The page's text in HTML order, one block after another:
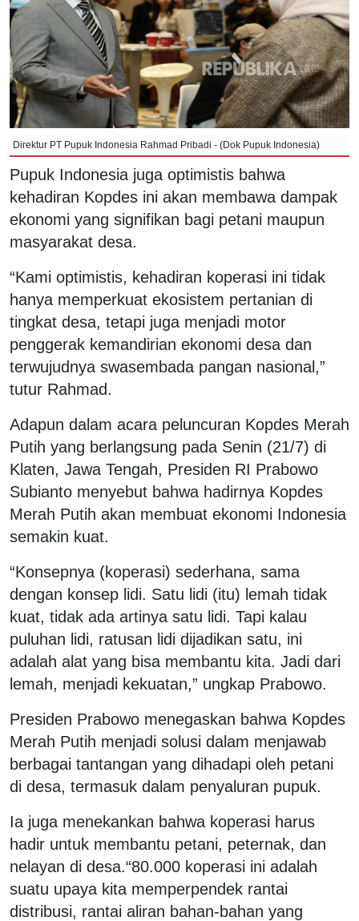
Direktur PT Pupuk Indonesia Rahmad Pribadi - (Dok Pupuk Indonesia)
Pupuk Indonesia juga optimistis bahwa
kehadiran Kopdes ini akan membawa dampak
ekonomi yang signifikan bagi petani maupun
masyarakat desa.
“Kami optimistis, kehadiran koperasi ini tidak
hanya memperkuat ekosistem pertanian di
tingkat desa, tetapi juga menjadi motor
penggerak kemandirian ekonomi desa dan
terwujudnya swasembada pangan nasional,”
tutur Rahmad.
Adapun dalam acara peluncuran Kopdes Merah
Putih yang berlangsung pada Senin (21/7) di
Klaten, Jawa Tengah, Presiden RI Prabowo
Subianto menyebut bahwa hadirnya Kopdes
Merah Putih akan membuat ekonomi Indonesia
semakin kuat.
“Konsepnya (koperasi) sederhana, sama
dengan konsep lidi. Satu lidi (itu) lemah tidak
kuat, tidak ada artinya satu lidi. Tapi kalau
puluhan lidi, ratusan lidi dijadikan satu, ini
adalah alat yang bisa membantu kita. Jadi dari
lemah, menjadi kekuatan,” ungkap Prabowo.
Presiden Prabowo menegaskan bahwa Kopdes
Merah Putih menjadi solusi dalam menjawab
berbagai tantangan yang dihadapi oleh petani
di desa, termasuk dalam penyaluran pupuk.
Ia juga menekankan bahwa koperasi harus
hadir untuk membantu petani, peternak, dan
nelayan di desa.“80.000 koperasi ini adalah
suatu upaya kita memperpendek rantai
distribusi, rantai aliran bahan-bahan yang